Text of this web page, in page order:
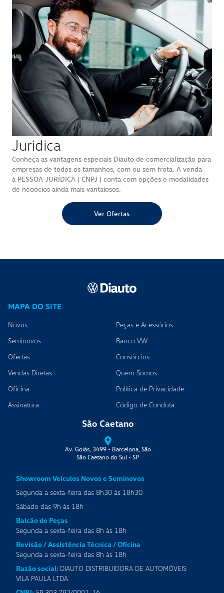
Juridica
Conheça as vantagens especiais Diauto de comercialização para
empresas de todos os tamanhos, com ou sem frota. A venda
à PESSOA JURÍDICA ( CNPJ ) conta com opções e modalidades
de negócios ainda mais vantajosos.
frotistas ou não, buscam soluções integradas com a realidade
econômica e as opções que melhor encaixam com o perfil da
Ver Ofertas
MAPA DO SITE
Novos
Seminovos
Ofertas
Vendas Diretas
Oficina
Assinatura
Peças e Acessórios
Banco VW
Consórcios
Quem Somos
Política de Privacidade
Código de Conduta
São Caetano
Av. Goiás, 3499 - Barcelona, São
São Caetano do Sul - SP
Showroom Veículos Novos e Seminovos
Segunda a sexta-feira das 8h30 às 18h30
Sábado das 9h às 18h
Balcão de Peças
Segunda a sexta-feira das 8h às 18h
Revisão / Assistência Técnica / Oficina
Segunda a sexta-feira das 8h às 18h
Razão social: DIAUTO DISTRIBUIDORA DE AUTOMÓVEIS
VILA PAULA LTDA